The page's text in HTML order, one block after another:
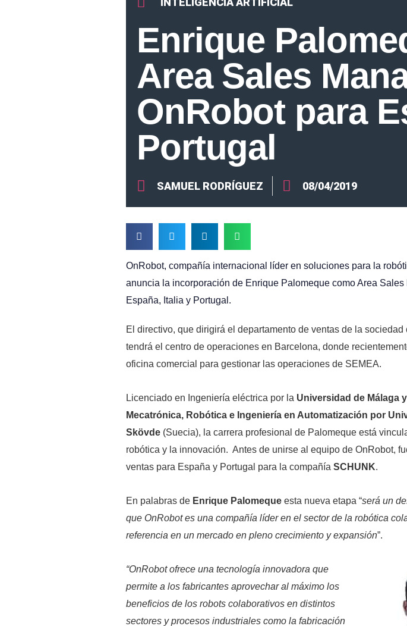
Enrique
Area Sales
OnRobot para
Portugal
SAMUEL RODRÍGUEZ 08/04/2019
OnRobot, compañía internacional líder en soluciones para la
anuncia la incorporación de Enrique Palomeque como Area Sales
España, Italia y Portugal.
El directivo, que dirigirá el departamento de ventas de la sociedad
tendrá el centro de operaciones en Barcelona, donde
oficina comercial para gestionar las operaciones de SEMEA.
Licenciado en Ingeniería eléctrica por la Universidad de Málaga
Mecatrónica, Robótica e Ingeniería en Automatización por
Skövde(Suecia), la carrera profesional de Palomeque está
robótica y la innovación. Antes de unirse al equipo de OnRobot,
ventas para España y Portugal para la compañía SCHUNK.
En palabras de Enrique Palomeque esta nueva etapa “será un
que OnRobot es una compañía líder en el sector de la robótica
referencia en un mercado en pleno crecimiento y expansión”.
“OnRobot ofrece una tecnología innovadora que
permite a los fabricantes aprovechar al máximo los
beneficios de los robots colaborativos en distintos
sectores y procesos industriales como la fabricación